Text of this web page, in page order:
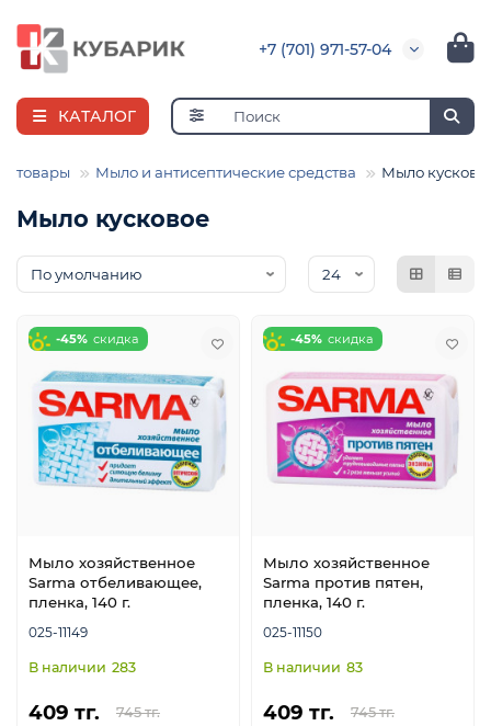
+7 (701) 971-57-04
КАТАЛОГ
товары Мыло и антисептические средства Мыло
Мыло кусковое
-45%
Мыло хозяйственное
Sarma отбеливающее,
пленка, 140 г.
025-11149
283
409 тг. 745 тг.
-45%
Мыло хозяйственное
Sarma против пятен,
пленка, 140 г.
025-11150
83
409 тг. 745 тг.